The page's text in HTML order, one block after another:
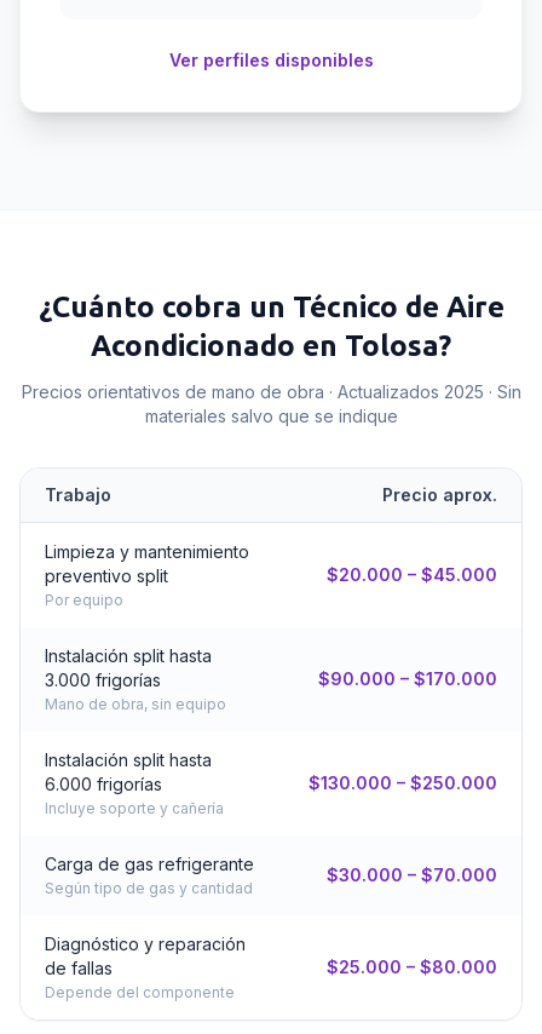
Ver perfiles disponibles
¿Cuánto cobra un Técnico de Aire
Acondicionado en Tolosa?
Precios orientativos de mano de obra · Actualizados 2025 · Sin
materiales salvo que se indique
Trabajo Precio aprox.
Limpieza y mantenimiento
preventivo split
Por equipo
$20.000 – $45.000
Instalación split hasta
3.000 frigorías
Mano de obra, sin equipo
$90.000 – $170.000
Instalación split hasta
6.000 frigorías
Incluye soporte y cañería
$130.000 – $250.000
Carga de gas refrigerante
Según tipo de gas y cantidad
$30.000 – $70.000
Diagnóstico y reparación
de fallas
Depende del componente
$25.000 – $80.000